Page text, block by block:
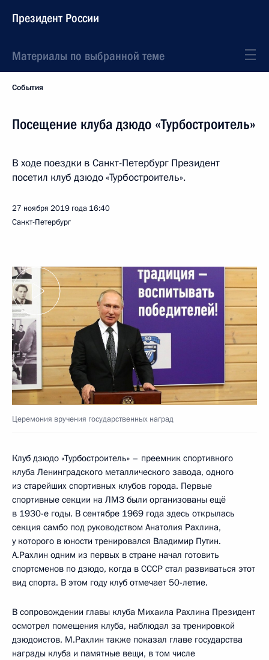
Президент России
Материалы по выбранной теме
События
Посещение клуба дзюдо «Турбостроитель»
В ходе поездки в Санкт-Петербург Президент
посетил клуб дзюдо «Турбостроитель».
27 ноября 2019 года 16:40
Санкт-Петербург
Церемония вручения государственных наград
Клуб дзюдо «Турбостроитель» – преемник спортивного
клуба Ленинградского металлического завода, одного
из старейших спортивных клубов города. Первые
спортивные секции на ЛМЗ были организованы ещё
в 1930-е годы. В сентябре 1969 года здесь открылась
секция самбо под руководством Анатолия Рахлина,
у которого в юности тренировался Владимир Путин.
А.Рахлин одним из первых в стране начал готовить
спортсменов по дзюдо, когда в СССР стал развиваться этот
вид спорта. В этом году клуб отмечает 50-летие.
В сопровождении главы клуба Михаила Рахлина Президент
осмотрел помещения клуба, наблюдал за тренировкой
дзюдоистов. М.Рахлин также показал главе государства
награды клуба и памятные вещи, в том числе